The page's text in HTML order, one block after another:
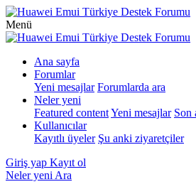
Menü
Ana sayfa
Forumlar
Yeni mesajlar Forumlarda ara
Neler yeni
Featured contentYeni mesajlar Son
Kullanıcılar
Kayıtlı üyeler Şu anki ziyaretçiler
Giriş yap Kayıt ol
Neler yeni Ara